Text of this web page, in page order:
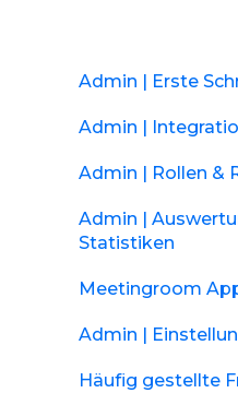
Admin | Erste
Admin |
Admin | Rollen &
Admin |
Statistiken
Meetingroom
Admin |
Häufig gestellte